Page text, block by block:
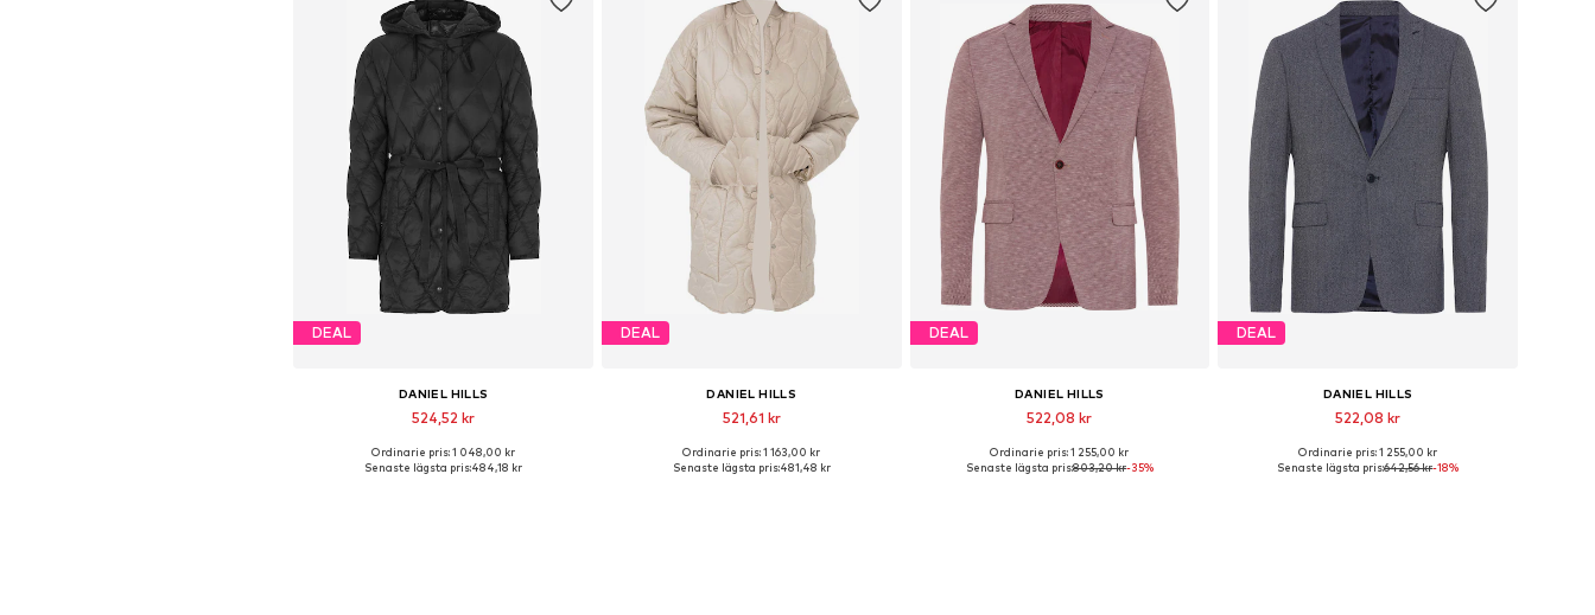
DEAL
DANIEL HILLS
524,52 kr
Tillgängliga storlekar: XL
Ordinarie pris: 1 048,00 kr
Senaste lägsta pris:484,18 kr
DEAL
DANIEL HILLS
521,61 kr
Tillgängliga storlekar: XL
Ordinarie pris: 1 163,00 kr
Senaste lägsta pris:481,48 kr
DEAL
DANIEL HILLS
522,08 kr
Tillgängliga storlekar: 46
Ordinarie pris: 1 255,00 kr
Senaste lägsta pris:803,20 kr-35%
DEAL
DANIEL HILLS
522,08 kr
Tillgängliga storlekar: 48
Ordinarie pris: 1 255,00 kr
Senaste lägsta pris:642,56 kr-18%